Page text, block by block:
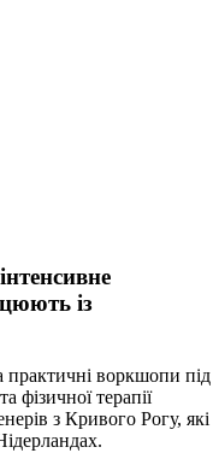
із
практичні воркшопи під
фізичної терапії
з Кривого Рогу, які